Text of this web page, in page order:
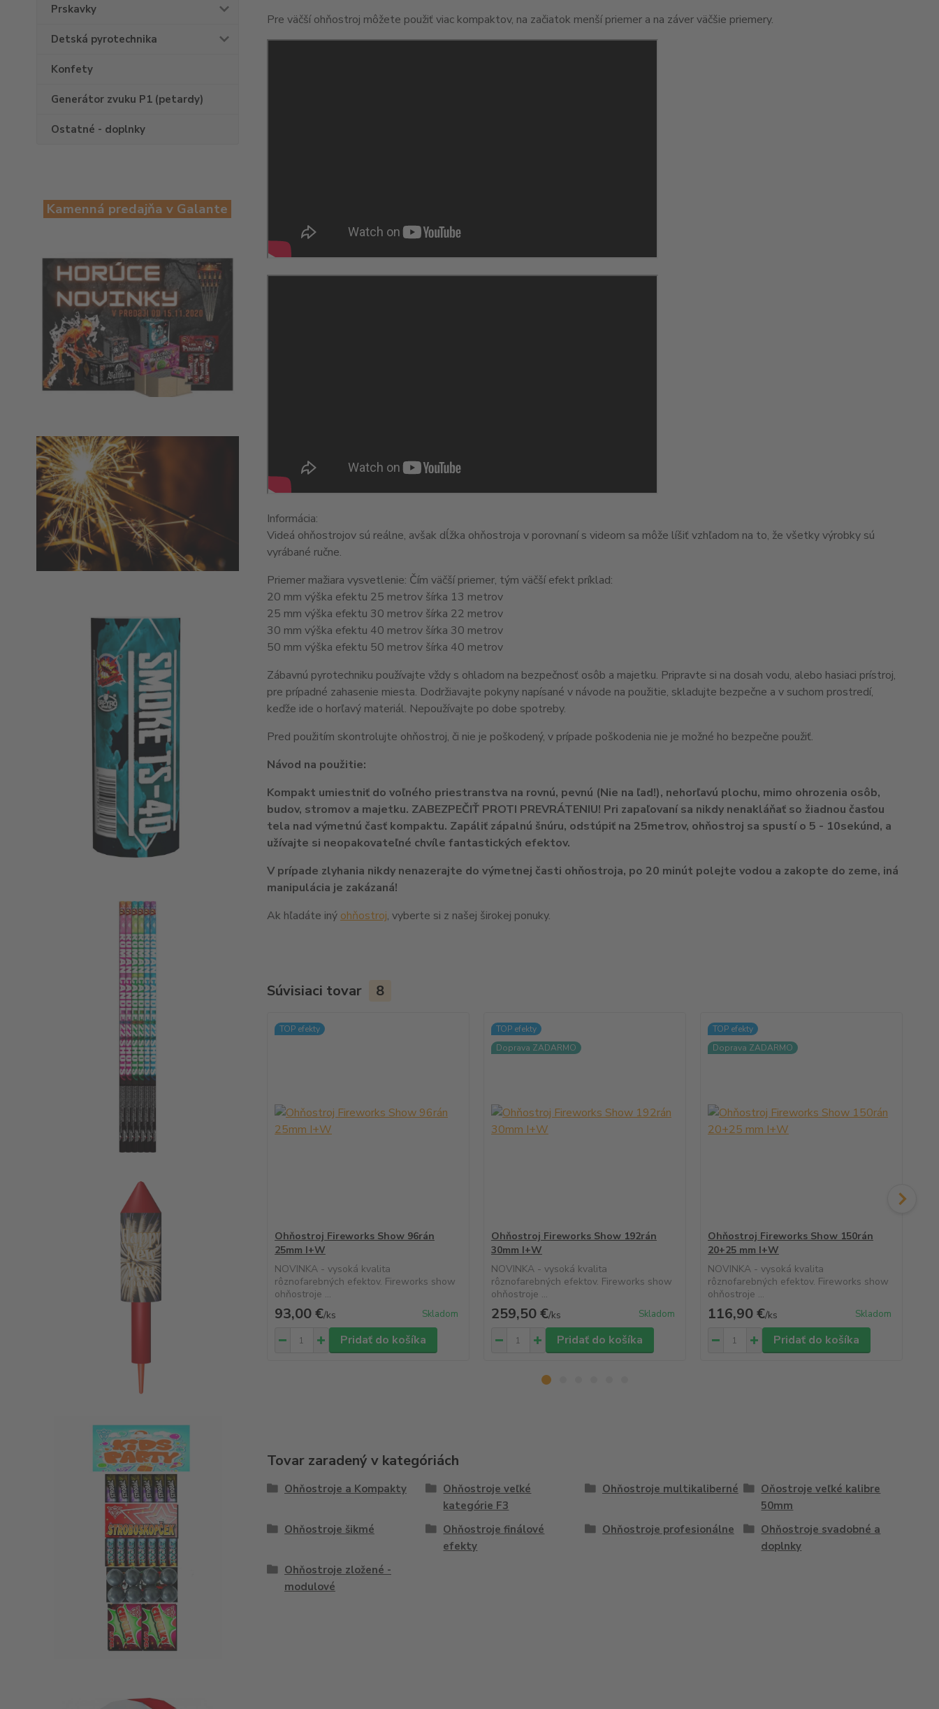
Prskavky
Detská pyrotechnika
Konfety
Generátor zvuku P1 (petardy)
Ostatné - doplnky
Kamenná predajňa v Galante
Pre väčší ohňostroj môžete použiť viac kompaktov, na začiatok menší priemer a na záver väčšie priemery.
Informácia:
Videá ohňostrojov sú reálne, avšak dĺžka ohňostroja v porovnaní s videom sa môže líšiť vzhľadom na to, že všetky výrobky sú
vyrábané ručne.
Priemer mažiara vysvetlenie: Čím väčší priemer, tým väčší efekt príklad:
20 mm výška efektu 25 metrov šírka 13 metrov
25 mm výška efektu 30 metrov šírka 22 metrov
30 mm výška efektu 40 metrov šírka 30 metrov
50 mm výška efektu 50 metrov šírka 40 metrov
Zábavnú pyrotechniku používajte vždy s ohladom na bezpečnosť osôb a majetku. Pripravte si na dosah vodu, alebo hasiaci prístroj,
pre prípadné zahasenie miesta. Dodržiavajte pokyny napísané v návode na použitie, skladujte bezpečne a v suchom prostredí,
keďže ide o horľavý materiál. Nepoužívajte po dobe spotreby.
Pred použitím skontrolujte ohňostroj, či nie je poškodený, v prípade poškodenia nie je možné ho bezpečne použiť.
Návod na použitie:
Kompakt umiestniť do voľného priestranstva na rovnú, pevnú (Nie na ľad!), nehorľavú plochu, mimo ohrozenia osôb,
budov, stromov a majetku. ZABEZPEČIŤ PROTI PREVRÁTENIU! Pri zapaľovaní sa nikdy nenakláňať so žiadnou časťou
tela nad výmetnú časť kompaktu. Zapáliť zápalnú šnúru, odstúpiť na 25metrov, ohňostroj sa spustí o 5 - 10sekúnd, a
užívajte si neopakovateľné chvíle fantastických efektov.
V prípade zlyhania nikdy nenazerajte do výmetnej časti ohňostroja, po 20 minút polejte vodou a zakopte do zeme, iná
manipulácia je zakázaná!
Ak hľadáte iný ohňostroj, vyberte si z našej širokej ponuky.
Súvisiaci tovar 8
TOP efekty
Ohňostroj Fireworks Show 96rán
25mm I+W
NOVINKA - vysoká kvalita
rôznofarebných efektov. Fireworks show
ohňostroje ...
93,00 €/ks Skladom
Pridať do košíka
TOP efekty
Doprava ZADARMO
Ohňostroj Fireworks Show 192rán
30mm I+W
NOVINKA - vysoká kvalita
rôznofarebných efektov. Fireworks show
ohňostroje ...
259,50 €/ks Skladom
Pridať do košíka
TOP efekty
Doprava ZADARMO
Ohňostroj Fireworks Show 150rán
20+25 mm I+W
NOVINKA - vysoká kvalita
rôznofarebných efektov. Fireworks show
ohňostroje ...
116,90 €/ks Skladom
Pridať do košíka
Tovar zaradený v kategóriách
Ohňostroje a Kompakty
Ohňostroje veľké
kategórie F3
Ohňostroje multikaliberné
Oňostroje veľké kalibre
50mm
Ohňostroje šikmé
Ohňostroje finálové
efekty
Ohňostroje profesionálne
Ohňostroje svadobné a
doplnky
Ohňostroje zložené -
modulové